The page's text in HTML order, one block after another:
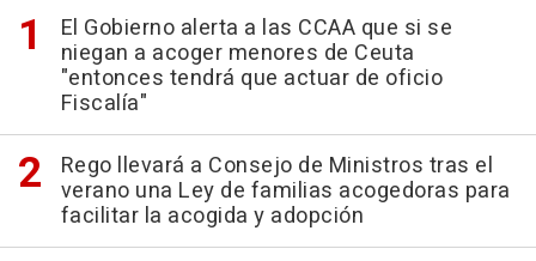
El Gobierno alerta a las CCAA que si se
niegan a acoger menores de Ceuta
"entonces tendrá que actuar de oficio
Fiscalía"
Rego llevará a Consejo de Ministros tras el
verano una Ley de familias acogedoras para
facilitar la acogida y adopción